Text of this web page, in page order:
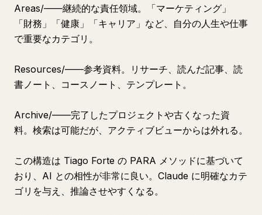
Areas/——継続的な責任領域。「マーケティング」
「財務」「健康」「キャリア」など、自分の人生や仕事
で重要なカテゴリ。
Resources/——参考資料。リサーチ、読んだ記事、読
書ノート、コースノート、テンプレート。
Archive/——完了したプロジェクトや古くなった資
料。検索は可能だが、アクティブビューからは外れる。
この構造は Tiago Forte の PARA メソッドに基づいて
おり、AI との相性が非常に良い。Claude に明確なカテ
ゴリを与え、推論させやすくなる。